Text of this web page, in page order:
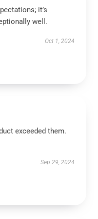
it’s
well.
Oct 1, 2024
exceeded them.
Sep 29, 2024